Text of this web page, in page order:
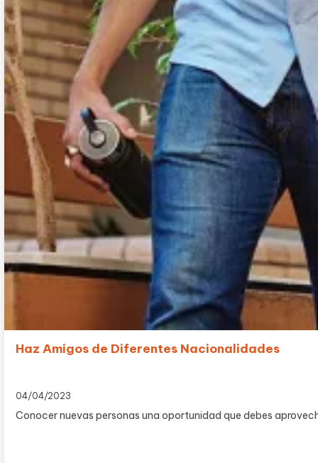
Haz Amigos de Diferentes Nacionalidades
04/04/2023
Conocer nuevas personas una oportunidad que debes